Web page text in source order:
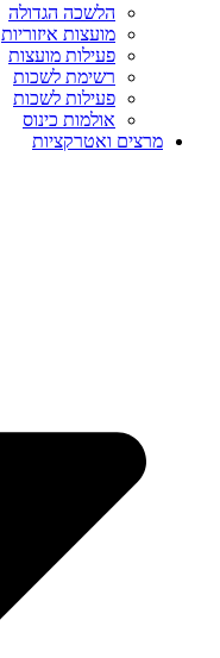
הלשכה הגדולה
מועצות איזוריות
פעילות מועצות
רשימת לשכות
פעילות לשכות
אולמות כינוס
מרצים ואטרקציות